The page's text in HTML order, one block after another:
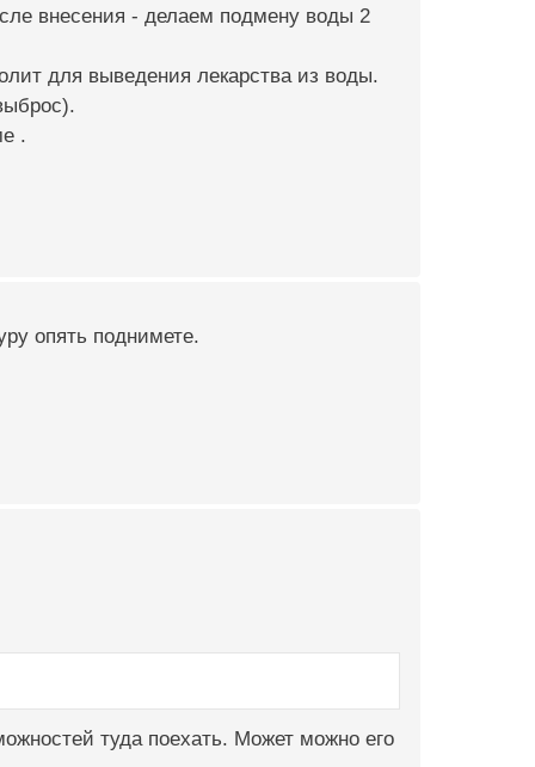
внесения - делаем подмену воды 2
для выведения лекарства из воды.
.
опять поднимете.
туда поехать. Может можно его